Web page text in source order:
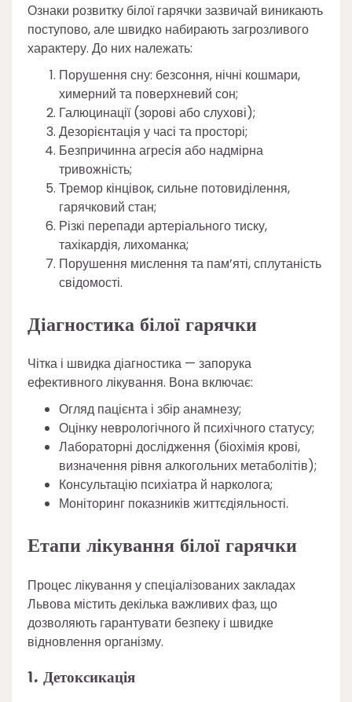
Ознаки розвитку білої гарячки зазвичай виникають
поступово, але швидко набирають загрозливого
характеру. До них належать:
Порушення сну: безсоння, нічні кошмари,
химерний та поверхневий сон;
Галюцинації (зорові або слухові);
Дезорієнтація у часі та просторі;
Безпричинна агресія або надмірна
тривожність;
Тремор кінцівок, сильне потовиділення,
гарячковий стан;
Різкі перепади артеріального тиску,
тахікардія, лихоманка;
Порушення мислення та пам’яті, сплутаність
свідомості.
Діагностика білої гарячки
Чітка і швидка діагностика — запорука
ефективного лікування. Вона включає:
Огляд пацієнта і збір анамнезу;
Оцінку неврологічного й психічного статусу;
Лабораторні дослідження (біохімія крові,
визначення рівня алкогольних метаболітів);
Консультацію психіатра й нарколога;
Моніторинг показників життєдіяльності.
Етапи лікування білої гарячки
Процес лікування у спеціалізованих закладах
Львова містить декілька важливих фаз, що
дозволяють гарантувати безпеку і швидке
відновлення організму.
1. Детоксикація